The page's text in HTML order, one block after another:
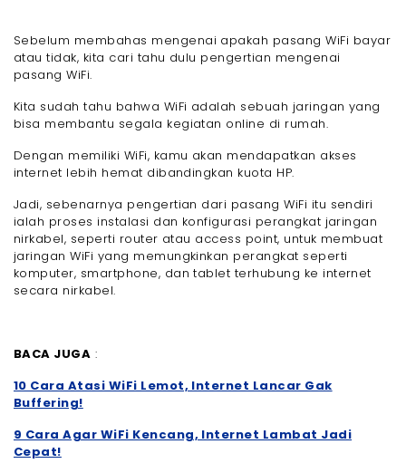
Sebelum membahas mengenai apakah pasang WiFi bayar
atau tidak, kita cari tahu dulu pengertian mengenai
pasang WiFi.
Kita sudah tahu bahwa WiFi adalah sebuah jaringan yang
bisa membantu segala kegiatan online di rumah.
Dengan memiliki WiFi, kamu akan mendapatkan akses
internet lebih hemat dibandingkan kuota HP.
Jadi, sebenarnya pengertian dari pasang WiFi itu sendiri
ialah proses instalasi dan konfigurasi perangkat jaringan
nirkabel, seperti router atau access point, untuk membuat
jaringan WiFi yang memungkinkan perangkat seperti
komputer, smartphone, dan tablet terhubung ke internet
secara nirkabel.
BACA JUGA :
10 Cara Atasi WiFi Lemot, Internet Lancar Gak
Buffering!
9 Cara Agar WiFi Kencang, Internet Lambat Jadi
Cepat!